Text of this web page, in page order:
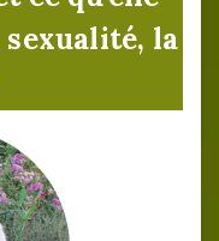
la